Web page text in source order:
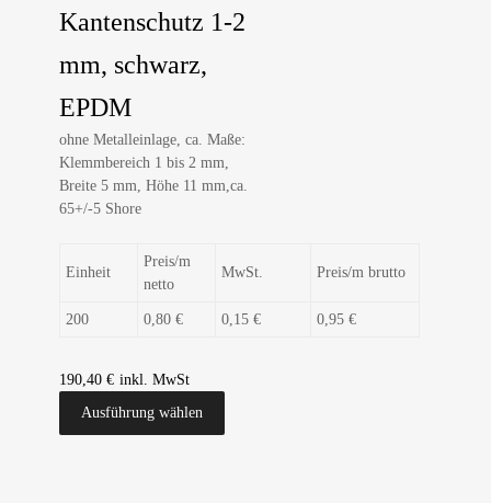
Kantenschutz 1-2
mm, schwarz,
EPDM
ohne Metalleinlage, ca. Maße:
Klemmbereich 1 bis 2 mm,
Breite 5 mm, Höhe 11 mm,ca.
65+/-5 Shore
Einheit
Preis/m
netto
MwSt. Preis/m brutto
200 0,80 € 0,15 € 0,95 €
190,40 €
Ausführung wählen